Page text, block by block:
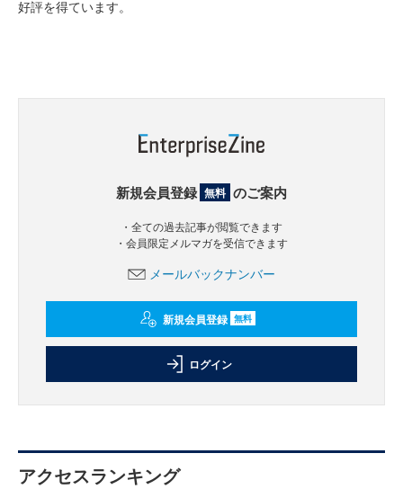
好評を得ています。
新規会員登録 無料 のご案内
・全ての過去記事が閲覧できます
・会員限定メルマガを受信できます
メールバックナンバー
新規会員登録 無料
ログイン
アクセスランキング